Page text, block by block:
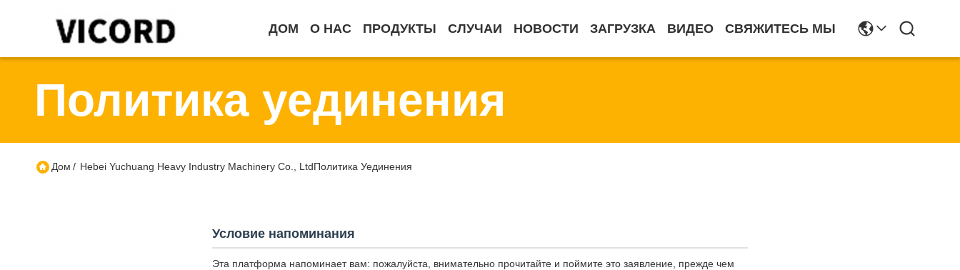
ДОМ О НАС ПРОДУКТЫ СЛУЧАИ НОВОСТИ ЗАГРУЗКА ВИДЕО СВЯЖИТЕСЬ МЫ
Политика уединения
Дом / Hebei Yuchuang Heavy Industry Machinery Co., LtdПолитика Уединения
Условие напоминания
Эта платформа напоминает вам: пожалуйста, внимательно прочитайте и поймите это заявление, прежде чем